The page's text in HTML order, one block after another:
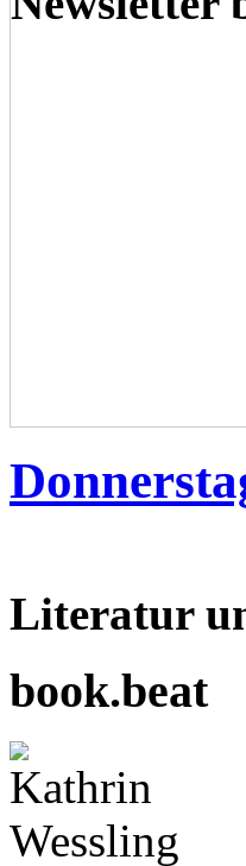
Literatur
book.beat